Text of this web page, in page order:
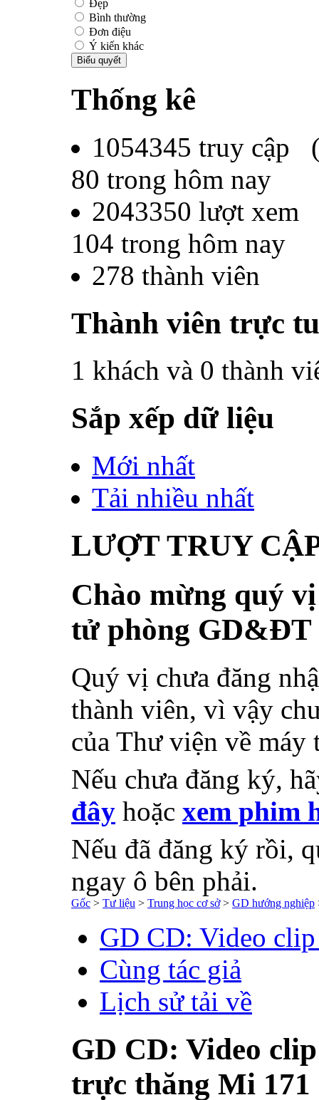
Đẹp
Bình thường
Đơn điệu
Ý kiến khác
Thống kê
1054345 truy cập
80 trong hôm nay
2043350 lượt xem
104 trong hôm nay
278 thành viên
Thành viên trực
1 khách và 0 thành
Sắp xếp dữ liệu
Mới nhất
Tải nhiều nhất
LƯỢT TRUY
Chào mừng quý
tử phòng GD&ĐT
Quý vị chưa đăng
thành viên, vì vậy
của Thư viện về máy
Nếu chưa đăng ký,
đây hoặc xem phim
Nếu đã đăng ký rồi,
ngay ô bên phải.
Gốc > Tư liệu > Trung học cơ sở> GD hướng nghiệp
GD CD: Video
Cùng tác giả
Lịch sử tải về
GD CD: Video
trực thăng Mi